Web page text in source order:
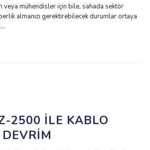
veya mühendisler için bile, sahada sektör
almanızı gerektirebilecek durumlar ortaya
2500 İLE KABLO